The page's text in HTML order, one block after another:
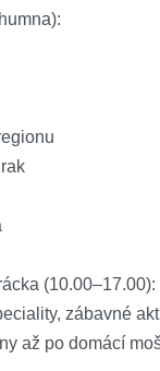
(10.00–17.00):
zábavné
až po domácí